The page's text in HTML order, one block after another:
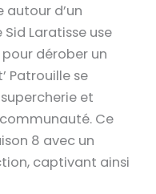
autour d’un
Laratisse use
dérober un
Patrouille se
et
Ce
8 avec un
captivant ainsi